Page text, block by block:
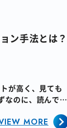
ン手法とは？
が高く、見ても
なのに、読んでも
MORE